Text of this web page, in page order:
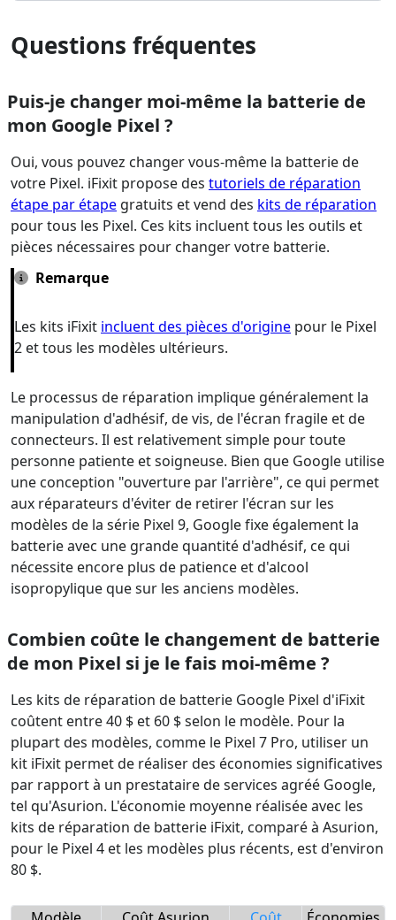
Questions fréquentes
Puis-je changer moi-même la batterie de
mon Google Pixel ?
Oui, vous pouvez changer vous-même la batterie de
votre Pixel. iFixit propose des tutoriels de réparation
étape par étape gratuits et vend des kits de réparation
pour tous les Pixel. Ces kits incluent tous les outils et
pièces nécessaires pour changer votre batterie.
Remarque
Les kits iFixit incluent des pièces d'origine pour le Pixel
2 et tous les modèles ultérieurs.
Le processus de réparation implique généralement la
manipulation d'adhésif, de vis, de l'écran fragile et de
connecteurs. Il est relativement simple pour toute
personne patiente et soigneuse. Bien que Google utilise
une conception "ouverture par l'arrière", ce qui permet
aux réparateurs d'éviter de retirer l'écran sur les
modèles de la série Pixel 9, Google fixe également la
batterie avec une grande quantité d'adhésif, ce qui
nécessite encore plus de patience et d'alcool
isopropylique que sur les anciens modèles.
Combien coûte le changement de batterie
de mon Pixel si je le fais moi-même ?
Les kits de réparation de batterie Google Pixel d'iFixit
coûtent entre 40 $ et 60 $ selon le modèle. Pour la
plupart des modèles, comme le Pixel 7 Pro, utiliser un
kit iFixit permet de réaliser des économies significatives
par rapport à un prestataire de services agréé Google,
tel qu'Asurion. L'économie moyenne réalisée avec les
kits de réparation de batterie iFixit, comparé à Asurion,
pour le Pixel 4 et les modèles plus récents, est d'environ
80 $.